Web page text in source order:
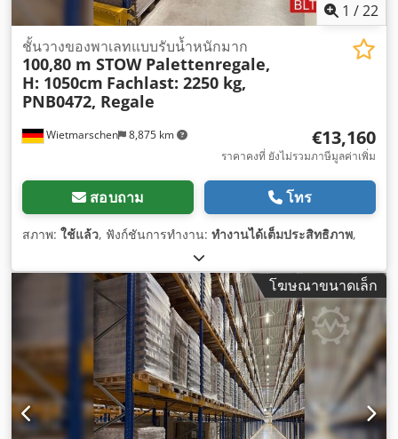
1 /22
Wietmarschen 8,875 km
ชั้นวางของพาเลทแบบรับน้ำหนักมาก
100,80 m STOW Palettenregale,
H: 1050cm Fachlast: 2250 kg,
PNB0472, Regale
€13,160
ราคาคงที่ ยังไม่รวมภาษีมูลค่าเพิ่ม
สอบถาม โทร
สภาพ: ใช้แล้ว, ฟังก์ชันการทำงาน: ทำงานได้เต็มประสิทธิภาพ,
โฆษณาขนาดเล็ก